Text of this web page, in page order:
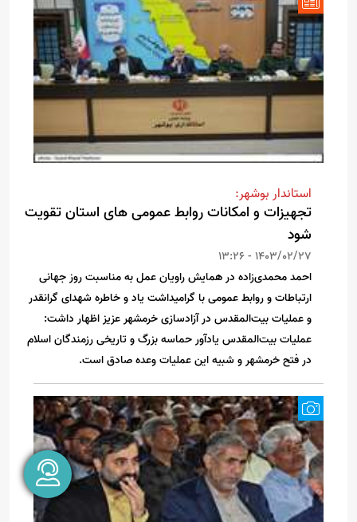
استاندار بوشهر:
تجهیزات و امکانات روابط عمومی های استان تقویت
شود
1403/02/27 - 13:26
احمد محمدی‌زاده در همایش راویان عمل به مناسبت روز جهانی
ارتباطات و روابط عمومی با گرامیداشت یاد و خاطره شهدای گرانقدر
و عملیات بیت‌المقدس در آزادسازی خرمشهر عزیز اظهار داشت:
عملیات بیت‌المقدس یادآور حماسه بزرگ و تاریخی رزمندگان اسلام
در فتح خرمشهر و شبیه این عملیات وعده صادق است.